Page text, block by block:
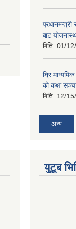
प्रधानमन्त्री
बाट
मिति: 01/
श्रि
को कक्षा
मिति: 12/
अन्य
युटूब